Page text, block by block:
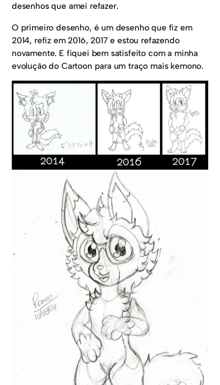
desenhos que amei refazer.
O primeiro desenho, é um desenho que fiz em
2014, refiz em 2016, 2017 e estou refazendo
novamente. E fiquei bem satisfeito com a minha
evolução do Cartoon para um traço mais kemono.